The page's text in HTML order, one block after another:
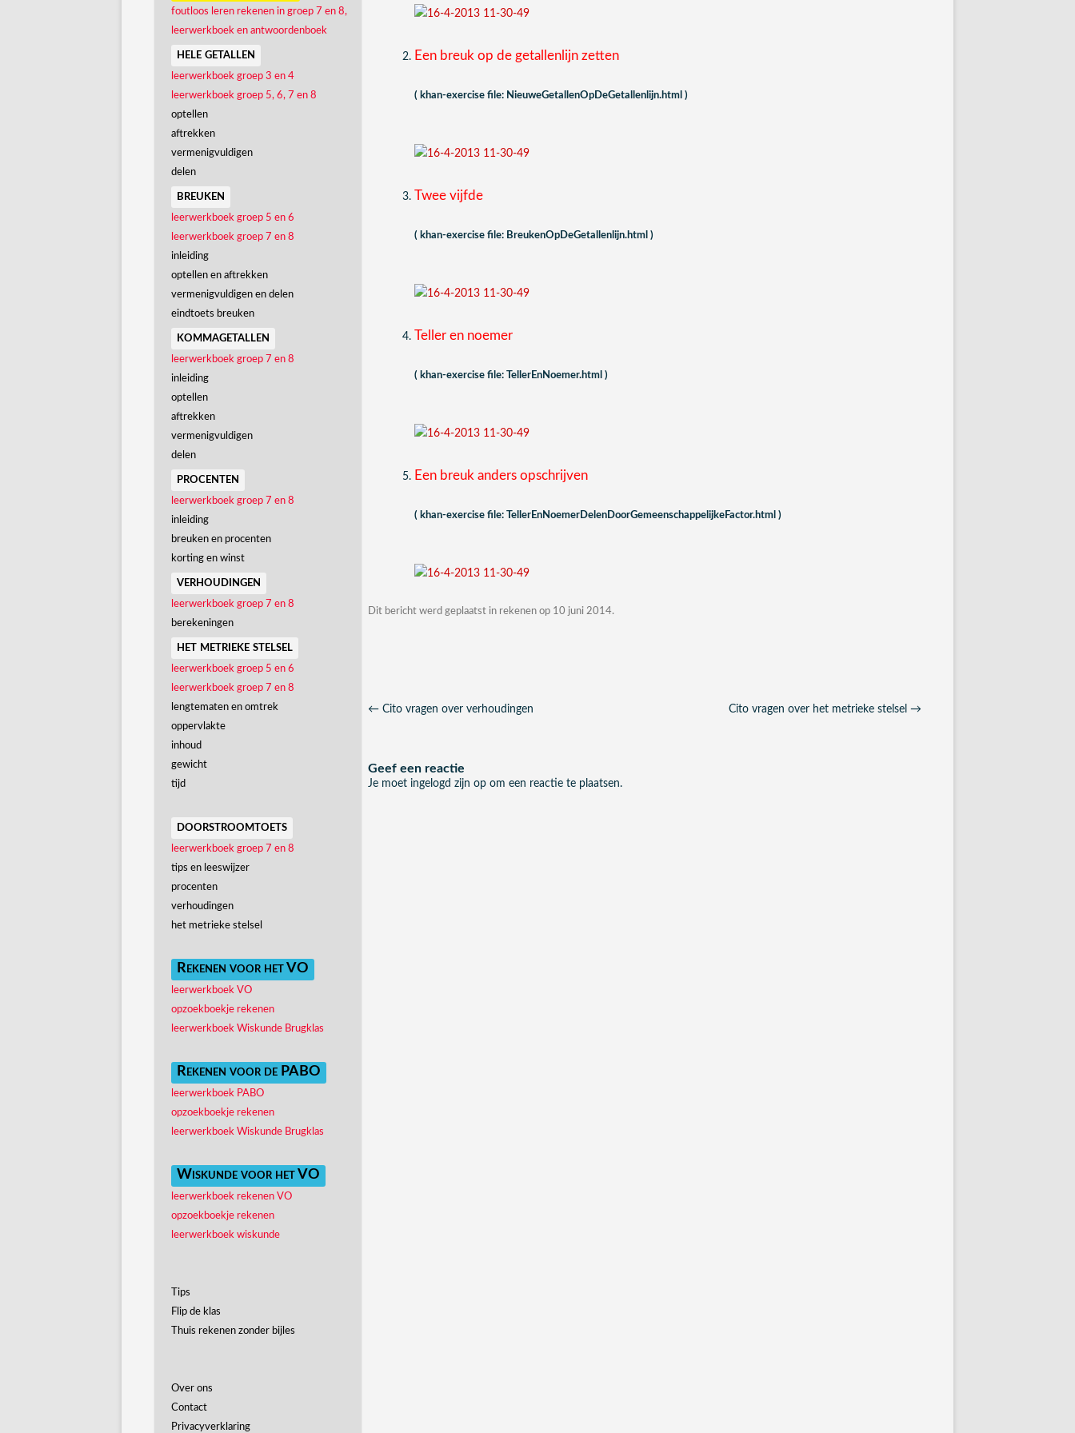
Een breuk op de getallenlijn zetten
( khan-exercise file: NieuweGetallenOpDeGetallenlijn.html )
Twee vijfde
( khan-exercise file: BreukenOpDeGetallenlijn.html )
Teller en noemer
( khan-exercise file: TellerEnNoemer.html )
Een breuk anders opschrijven
( khan-exercise file: TellerEnNoemerDelenDoorGemeenschappelijkeFactor.html )
Dit bericht werd geplaatst in rekenenop 10 juni 2014.
Berichtnavigatie
←Cito vragen over verhoudingen Cito vragen over het metrieke stelsel →
Geef een reactie
Je moet ingelogd zijn opom een reactie te plaatsen.
foutloos leren rekenen in groep 7 en 8,
leerwerkboek en antwoordenboek
hele getallen
leerwerkboek groep 3 en 4
leerwerkboek groep 5, 6, 7 en 8
optellen
aftrekken
vermenigvuldigen
delen
breuken
leerwerkboek groep 5 en 6
leerwerkboek groep 7 en 8
inleiding
optellen en aftrekken
vermenigvuldigen en delen
eindtoets breuken
kommagetallen
leerwerkboek groep 7 en 8
inleiding
optellen
aftrekken
vermenigvuldigen
delen
procenten
leerwerkboek groep 7 en 8
inleiding
breuken en procenten
korting en winst
verhoudingen
leerwerkboek groep 7 en 8
berekeningen
het metrieke stelsel
leerwerkboek groep 5 en 6
leerwerkboek groep 7 en 8
lengtematen en omtrek
oppervlakte
inhoud
gewicht
tijd
doorstroomtoets
leerwerkboek groep 7 en 8
tips en leeswijzer
procenten
verhoudingen
het metrieke stelsel
Rekenen voor het VO
leerwerkboek VO
opzoekboekje rekenen
leerwerkboek Wiskunde Brugklas
Rekenen voor de PABO
leerwerkboek PABO
opzoekboekje rekenen
leerwerkboek Wiskunde Brugklas
Wiskunde voor het VO
leerwerkboek rekenen VO
opzoekboekje rekenen
leerwerkboek wiskunde
Tips
Flip de klas
Thuis rekenen zonder bijles
Over ons
Contact
Privacyverklaring